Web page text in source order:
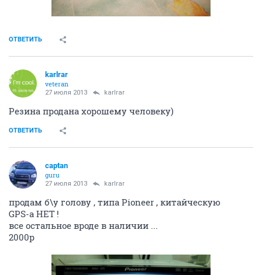
ОТВЕТИТЬ
karlrar
veteran
27 июля 2013 karlrar
Резина продана хорошему человеку)
ОТВЕТИТЬ
captan
guru
27 июля 2013 karlrar
продам б\у голову , типа Pioneer , китайческую
GPS-а НЕТ !
все остальное вроде в наличии ...
2000р